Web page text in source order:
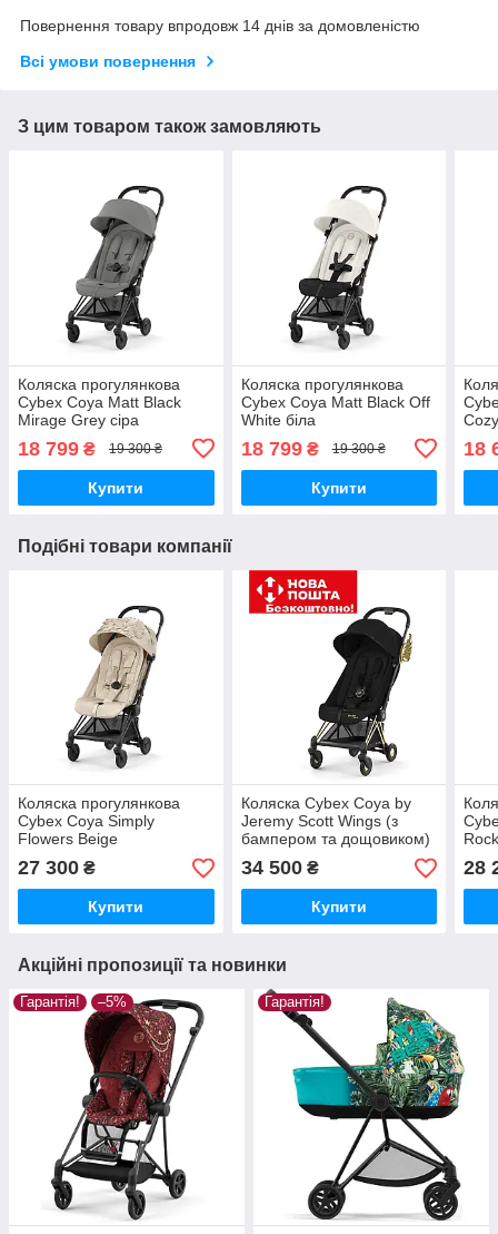
Повернення товару впродовж 14 днів за домовленістю
Всі умови повернення
З цим товаром також замовляють
Коляска прогулянкова
Cybex Coya Matt Black
Mirage Grey сіра
18 799 ₴ 19 300 ₴
Купити
Коляска прогулянкова
Cybex Coya Matt Black Off
White біла
18 799₴ 19 300 ₴
Купити
18
Подібні товари компанії
Коляска прогулянкова
Cybex Coya Simply
Flowers Beige
27 300 ₴
Купити
Коляска Cybex Coya by
Jeremy Scott Wings (з
бампером та дощовиком)
34 500₴
Купити
28
Акційні пропозиції та новинки
Гарантія! –5% Гарантія!